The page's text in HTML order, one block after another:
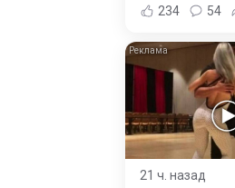
234 54
21 ч. назад